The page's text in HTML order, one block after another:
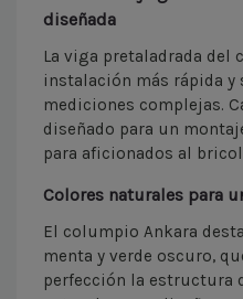
diseñada
La viga pretaladrada
instalación más rápida y
mediciones complejas.
diseñado para un
para aficionados al
Colores naturales para
El columpio Ankara
menta y verde oscuro,
perfección la estructura